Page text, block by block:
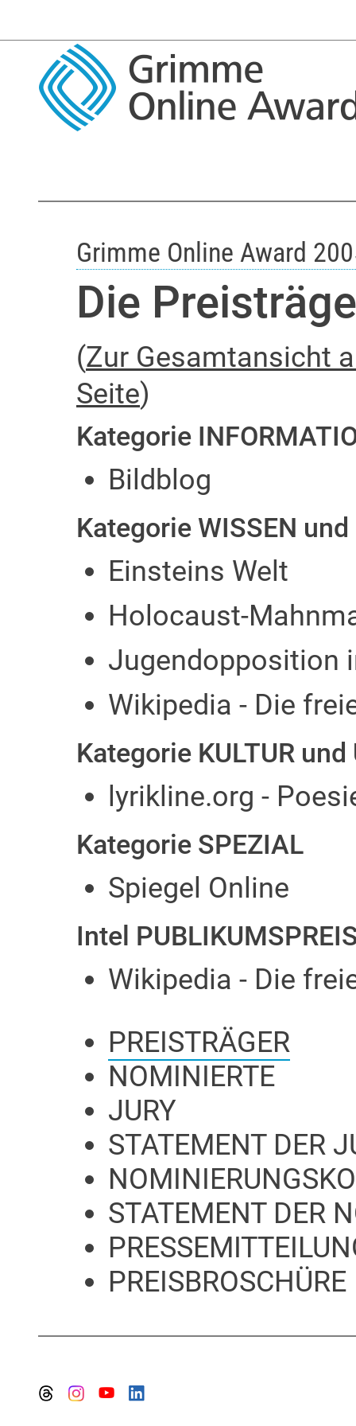
Grimme Online Award
Die
(Zur Gesamtansicht
Seite)
Kategorie
Bildblog
Kategorie WISSEN und
Einsteins Welt
Holocaust-
Jugendopposition
Wikipedia - Die
Kategorie KULTUR und
lyrikline.org -
Kategorie SPEZIAL
Spiegel Online
Intel
Wikipedia - Die
PREISTRÄGER
NOMINIERTE
JURY
STATEMENT DER
STATEMENT DER
PREISBROSCHÜRE